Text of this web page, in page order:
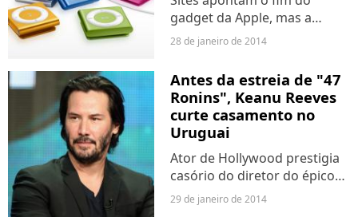
gadget da Apple, mas a
empresa não confirma.
28 de janeiro de 2014
Antes da estreia de "47
Ronins", Keanu Reeves
curte casamento no
Uruguai
Ator de Hollywood prestigia
casório do diretor do épico
samurai com a modelo
Gabriela Rosés Bentacor.
29 de janeiro de 2014